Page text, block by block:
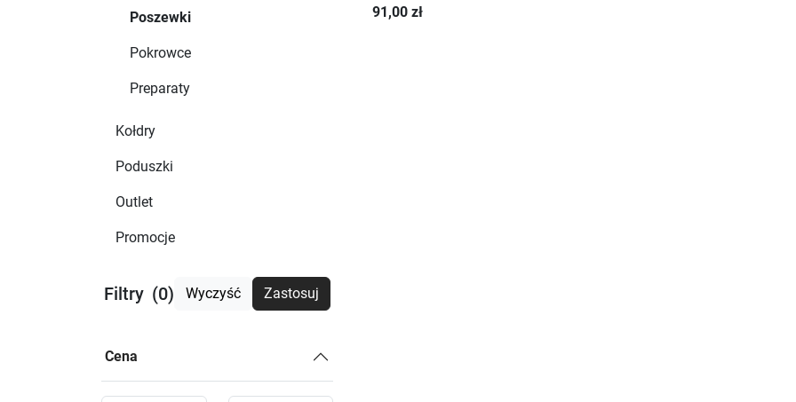
Poszewki
Pokrowce
Preparaty
Kołdry
Poduszki
Outlet
Promocje
Filtry (0) Wyczyść Zastosuj
Cena
91,00 zł